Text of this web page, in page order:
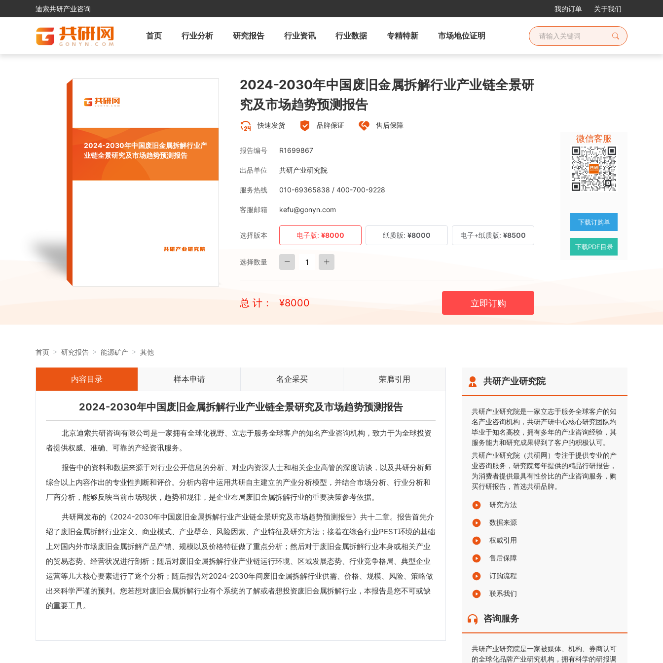
迪索共研产业咨询 我的订单 关于我们
首页 行业分析 研究报告 行业资讯 行业数据 专精特新 市场地位证明
2024-2030年中国废旧金属拆解行业产
业链全景研究及市场趋势预测报告
2024-2030年中国废旧金属拆解行业产业链全景研
究及市场趋势预测报告
快速发货 品牌保证 售后保障
报告编号 R1699867
出品单位 共研产业研究院
服务热线 010-69365838 / 400-700-9228
客服邮箱 kefu@gonyn.com
选择版本 电子版: ¥8000 纸质版: ¥8000 电子+纸质版: ¥8500
选择数量
总 计： ¥8000 立即订购
微信客服
下载订购单
下载PDF目录
首页 研究报告 能源矿产 其他
内容目录 样本申请 名企采买 荣膺引用
2024-2030年中国废旧金属拆解行业产业链全景研究及市场趋势预测报告
北京迪索共研咨询有限公司是一家拥有全球化视野、立志于服务全球客户的知名产业咨询机构，致力于为全球投资
者提供权威、准确、可靠的产经资讯服务。
报告中的资料和数据来源于对行业公开信息的分析、对业内资深人士和相关企业高管的深度访谈，以及共研分析师
综合以上内容作出的专业性判断和评价。分析内容中运用共研自主建立的产业分析模型，并结合市场分析、行业分析和
厂商分析，能够反映当前市场现状，趋势和规律，是企业布局废旧金属拆解行业的重要决策参考依据。
共研网发布的《2024-2030年中国废旧金属拆解行业产业链全景研究及市场趋势预测报告》共十二章。报告首先介
绍了废旧金属拆解行业定义、商业模式、产业壁垒、风险因素、产业特征及研究方法；接着在综合行业PEST环境的基础
上对国内外市场废旧金属拆解产品产销、规模以及价格特征做了重点分析；然后对于废旧金属拆解行业本身或相关产业
的贸易态势、经营状况进行剖析；随后对废旧金属拆解行业产业链运行环境、区域发展态势、行业竞争格局、典型企业
运营等几大核心要素进行了逐个分析；随后报告对2024-2030年间废旧金属拆解行业供需、价格、规模、风险、策略做
出来科学严谨的预判。您若想对废旧金属拆解行业有个系统的了解或者想投资废旧金属拆解行业，本报告是您不可或缺
的重要工具。
共研产业研究院
共研产业研究院是一家立志于服务全球客户的知
名产业咨询机构，共研产研中心核心研究团队均
毕业于知名高校，拥有多年的产业咨询经验，其
服务能力和研究成果得到了客户的积极认可。
共研产业研究院（共研网）专注于提供专业的产
业咨询服务，研究院每年提供的精品行研报告，
为消费者提供最具有性价比的产业咨询服务，购
买行研报告，首选共研品牌。
研究方法
数据来源
权威引用
售后保障
订购流程
联系我们
咨询服务
共研产业研究院是一家被媒体、机构、券商认可
的全球化品牌产业研究机构，拥有科学的研报调